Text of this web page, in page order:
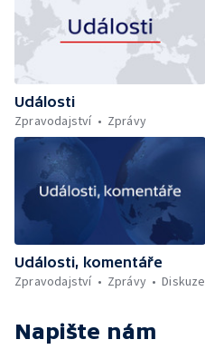
Události
Zpravodajství
Zprávy
Události, komentáře
Zpravodajství
Zprávy Diskuze
Napište nám